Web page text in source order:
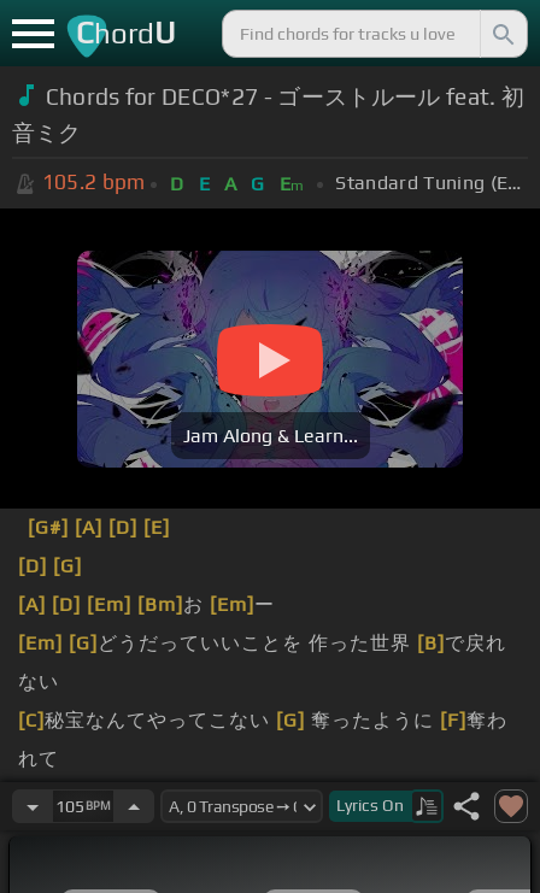
ChordU
Chords for DECO*27 - ゴーストルール feat. 初
音ミク
105.2 bpm D E A G Em Standard Tuning (EADGBE)
Jam Along & Learn...
[G#] [A] [D] [E]
[D] [G]
[A] [D] [Em] [Bm] お [Em] ー
[Em] [G] どうだっていいことを 作った世界 [B] で戻れ
ない
[C]秘宝なんてやってこない [G] 奪ったように [F]奪わ
れて
[Em]どうだって叶うかな
思ったように奪われてな
105 BPM Lyrics On